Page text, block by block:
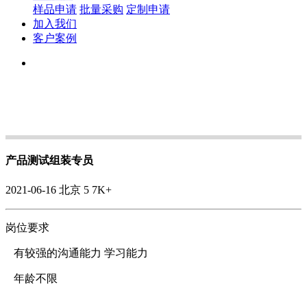
样品申请 批量采购 定制申请
加入我们
客户案例
产品测试组装专员
2021-06-16 北京 5 7K+
岗位要求
有较强的沟通能力 学习能力
年龄不限